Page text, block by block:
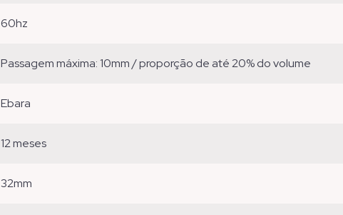
60hz
passagem máxima: 10mm / proporção de até 20% do volume
ebara
12 meses
32mm